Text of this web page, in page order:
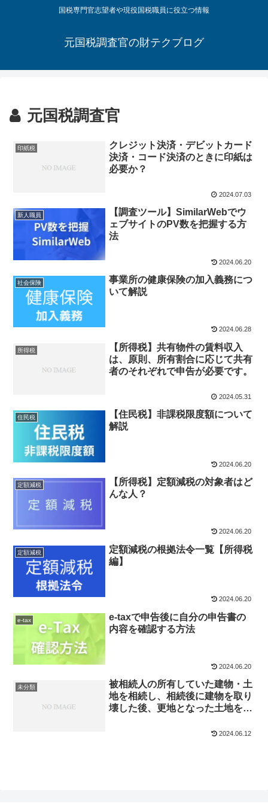
国税専門官志望者や現役国税職員に役立つ情報
元国税調査官の財テクブログ
元国税調査官
印紙税
クレジット決済・デビットカード
決済・コード決済のときに印紙は
必要か？
2024.07.03
新人職員
【調査ツール】SimilarWebでウ
ェブサイトのPV数を把握する方
法
2024.06.20
社会保険
事業所の健康保険の加入義務につ
いて解説
2024.06.28
所得税
【所得税】共有物件の賃料収入
は、原則、所有割合に応じて共有
者のそれぞれで申告が必要です。
2024.05.31
住民税
【住民税】非課税限度額について
解説
2024.06.20
定額減税
【所得税】定額減税の対象者はど
んな人？
2024.06.20
定額減税
定額減税の根拠法令一覧【所得税
編】
2024.06.20
e-tax
e-taxで申告後に自分の申告書の
内容を確認する方法
2024.06.20
未分類
被相続人の所有していた建物・土
地を相続し、相続後に建物を取り
壊した後、更地となった土地を売
ーム入所が同日の場合）
2024.06.12